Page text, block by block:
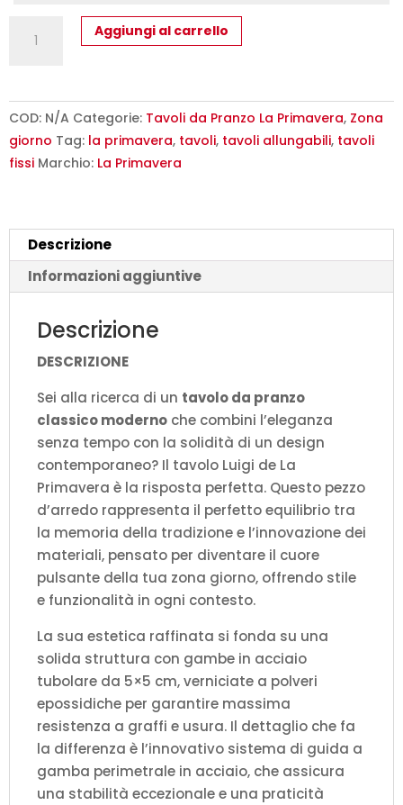
Moderno
Luigi
-
Design
quantità
Aggiungi al carrello
COD: N/A Categorie: Tavoli da Pranzo La Primavera, Zona
giorno Tag: la primavera, tavoli, tavoli allungabili, tavoli
fissi Marchio: La Primavera
Descrizione
Informazioni aggiuntive
Descrizione
DESCRIZIONE
Sei alla ricerca di un tavolo da pranzo
classico moderno che combini l’eleganza
senza tempo con la solidità di un design
contemporaneo? Il tavolo Luigi de La
Primavera è la risposta perfetta. Questo pezzo
d’arredo rappresenta il perfetto equilibrio tra
la memoria della tradizione e l’innovazione dei
materiali, pensato per diventare il cuore
pulsante della tua zona giorno, offrendo stile
e funzionalità in ogni contesto.
La sua estetica raffinata si fonda su una
solida struttura con gambe in acciaio
tubolare da 5×5 cm, verniciate a polveri
epossidiche per garantire massima
resistenza a graffi e usura. Il dettaglio che fa
la differenza è l’innovativo sistema di guida a
gamba perimetrale in acciaio, che assicura
una stabilità eccezionale e una praticità